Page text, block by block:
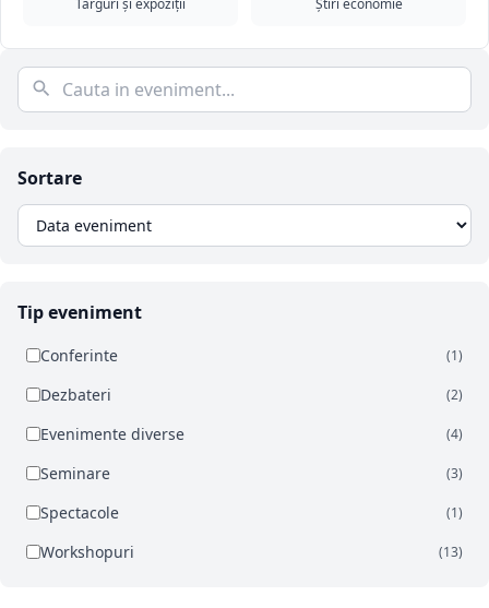
Sortare
Tip eveniment
Conferinte (1)
Dezbateri (2)
Evenimente diverse (4)
Seminare (3)
Spectacole (1)
Workshopuri (13)